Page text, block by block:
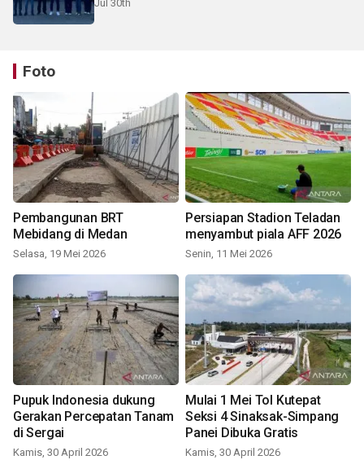
Jul 30th
Foto
Pembangunan BRT
Mebidang di Medan
Selasa, 19 Mei 2026
Persiapan Stadion Teladan
menyambut piala AFF 2026
Senin, 11 Mei 2026
Pupuk Indonesia dukung
Gerakan Percepatan Tanam
di Sergai
Kamis, 30 April 2026
Mulai 1 Mei Tol Kutepat
Seksi 4 Sinaksak-Simpang
Panei Dibuka Gratis
Kamis, 30 April 2026